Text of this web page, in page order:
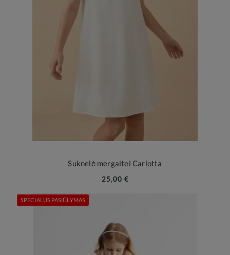
Suknelė mergaitei Carlotta
25,00 €
SPECIALUS PASIŪLYMAS